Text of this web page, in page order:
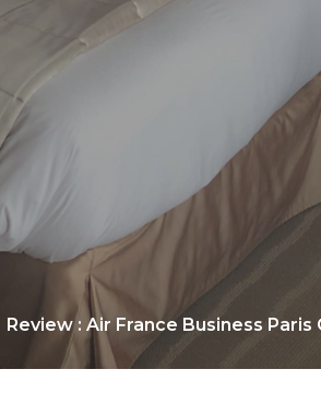
Review : Air France Business Paris